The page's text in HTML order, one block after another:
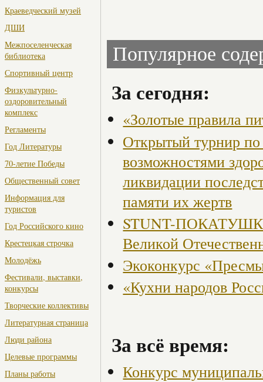
Краеведческий музей
ДШИ
Межпоселенческая
библиотека
Спортивный центр
Физкультурно-
оздоровительный
комплекс
Регламенты
Год Литературы
70-летие Победы
Общественный совет
Информация для
туристов
Год Российского кино
Крестецкая строчка
Молодёжь
Фестивали, выставки,
конкурсы
Творческие коллективы
Литературная страница
Люди района
Целевые программы
Планы работы
Популярное
За сегодня:
«Золотые правила
Открытый турнир
возможностями
ликвидации
памяти их жертв
STUNT-
Великой
Экоконкурс
«Кухни народов
За всё время:
Конкурс